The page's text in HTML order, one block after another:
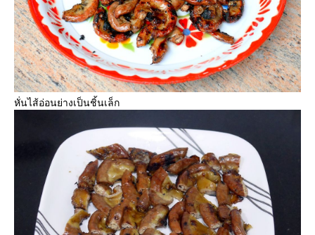
หั่นไส้อ่อนย่างเป็นชิ้นเล็ก